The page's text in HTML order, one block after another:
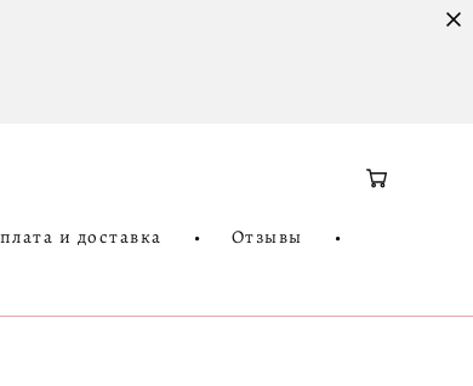
и доставка • Отзывы
•